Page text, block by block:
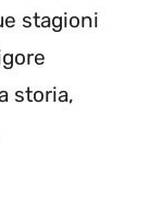
stagioni
storia,